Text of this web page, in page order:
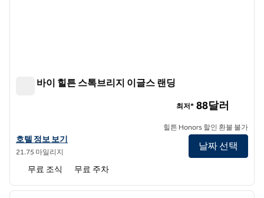
트루 바이 힐튼 스톡브리지 이글스 랜딩
트루 바이 힐튼 Stockbridge Eagles Landing의 호텔 정보 보기
호텔 정보 보기
21.75 마일리지
최저* 88달러
힐튼 Honors 할인 환불 불가
날짜 선택
무료 조식 무료 주차